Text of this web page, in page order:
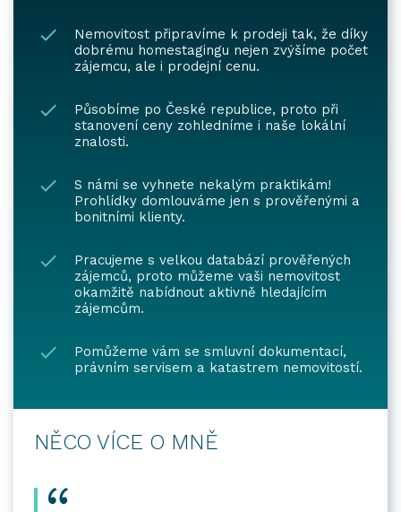
Nemovitost připravíme k prodeji tak, že díky
dobrému homestagingu nejen zvýšíme počet
zájemcu, ale i prodejní cenu.
Působíme po České republice, proto při
stanovení ceny zohledníme i naše lokální
znalosti.
S námi se vyhnete nekalým praktikám!
Prohlídky domlouváme jen s prověřenými a
bonitními klienty.
Pracujeme s velkou databází prověřených
zájemců, proto můžeme vaši nemovitost
okamžitě nabídnout aktivně hledajícím
zájemcům.
Pomůžeme vám se smluvní dokumentací,
právním servisem a katastrem nemovitostí.
NĚCO VÍCE O MNĚ